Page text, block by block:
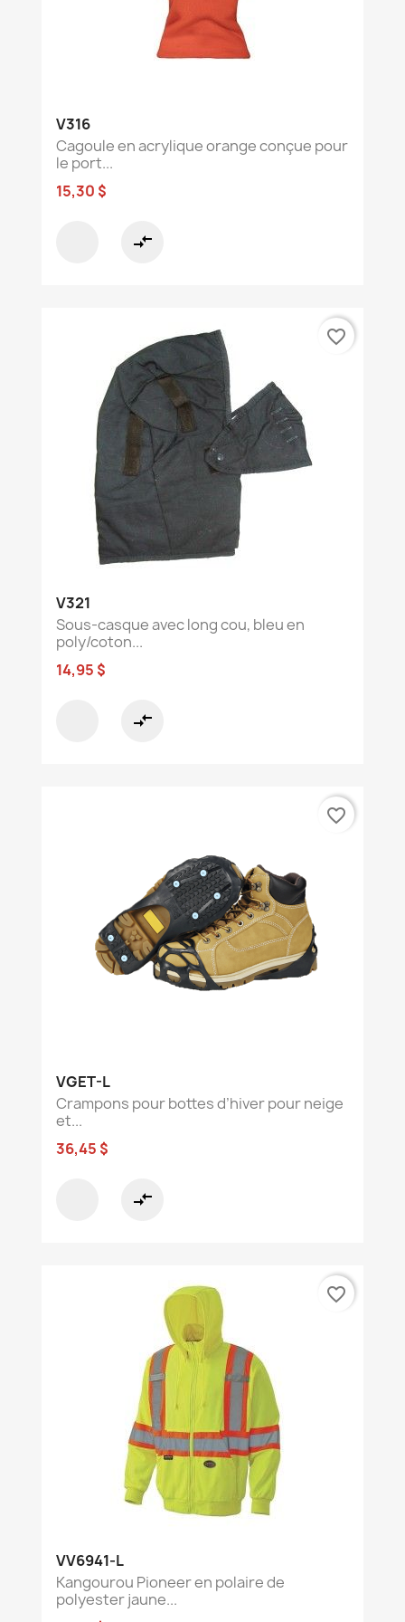
V316
Cagoule en acrylique orange conçue pour
le port...
15,30 $
compare_arrows
V321
Sous-casque avec long cou, bleu en
poly/coton...
14,95 $
compare_arrows
favorite_border
VGET-L
Crampons pour bottes d’hiver pour neige
et...
36,45 $
compare_arrows
favorite_border
VV6941-L
Kangourou Pioneer en polaire de
polyester jaune...
favorite_border